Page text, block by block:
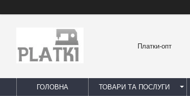
Платки-опт
ГОЛОВНА ТОВАРИ ТА ПОСЛУГИ